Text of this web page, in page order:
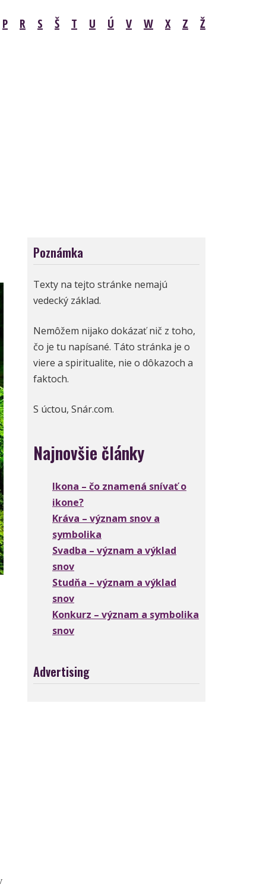
P R S Š T U Ú V W X Z Ž
Poznámka
Texty na tejto stránke nemajú
vedecký základ.
Nemôžem nijako dokázať nič z toho,
čo je tu napísané. Táto stránka je o
viere a spiritualite, nie o dôkazoch a
faktoch.
S úctou, Snár.com.
Najnovšie články
Ikona – čo znamená snívať o
ikone?
Kráva – význam snov a
symbolika
Svadba – význam a výklad
snov
Studňa – význam a výklad
snov
Konkurz – význam a symbolika
snov
Advertising